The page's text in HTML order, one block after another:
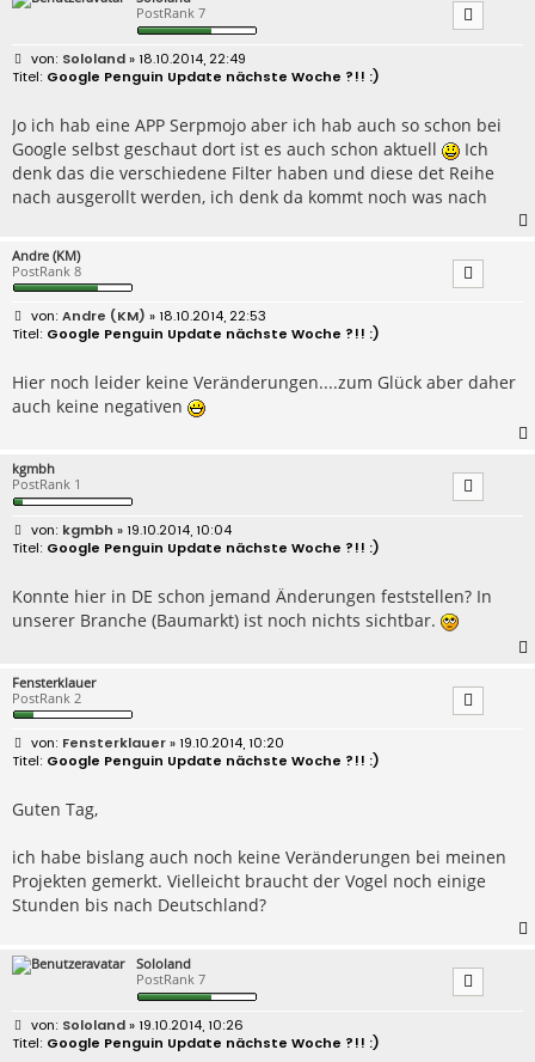
PostRank 7
B
e
a
g
Sololand» 18.10.2014, 22:49
Google Penguin Update nächste Woche ?!! :)
Jo ich hab eine APP Serpmojo aber ich hab auch so schon bei
Google selbst geschaut dort ist es auch schon aktuell
Ich
denk das die verschiedene Filter haben und diese det Reihe
nach ausgerollt werden, ich denk da kommt noch was nach
Andre (KM)
PostRank 8
B
e
r
a
g
Andre (KM) » 18.10.2014, 22:53
Google Penguin Update nächste Woche ?!! :)
Hier noch leider keine Veränderungen....zum Glück aber daher
auch keine negativen
kgmbh
PostRank 1
B
e
r
a
g
kgmbh » 19.10.2014, 10:04
Google Penguin Update nächste Woche ?!! :)
Konnte hier in DE schon jemand Änderungen feststellen? In
unserer Branche (Baumarkt) ist noch nichts sichtbar.
Fensterklauer
PostRank 2
B
e
r
a
Fensterklauer» 19.10.2014, 10:20
Google Penguin Update nächste Woche ?!! :)
Guten Tag,
ich habe bislang auch noch keine Veränderungen bei meinen
Projekten gemerkt. Vielleicht braucht der Vogel noch einige
Stunden bis nach Deutschland?
Sololand
PostRank 7
B
e
Sololand» 19.10.2014, 10:26
Google Penguin Update nächste Woche ?!! :)